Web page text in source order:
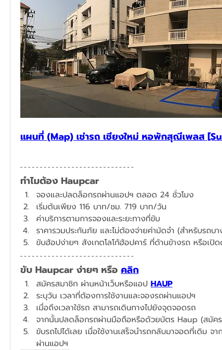
แผนที่ (Map) เช่ารถ เชียงใหม่ หอพักสุณีเพลส
ทำไมต้อง Haupcar
จองและปลดล็อกรถผ่านแอปฯ ตลอด 24 ชั่วโมง
​เริ่มต้นเพียง 116 บาท/ชม. 719 บาท/วัน
ค่าบริการตามการจองและระยะทางที่ขับ
ราคารวมประกันภัย และไม่ต้องจ่ายค่ามัดจำ (สำหรับรถบ
ขับฮ้อปง่ายๆ สังเกตโลโก้ฮ้อปคาร์ ที่ด้านข้างรถ หรือเ
ขับ Haupcar ง่ายๆ หรือ คลิก
สมัครสมาชิก ผ่านหน้าเว็บหรือแอป HAUP
ระบุวัน เวลาที่ต้องการใช้งานและจองรถผ่านแอปฯ​
เมื่อถึงเวลาใช้รถ สามารถเดินทางไปยังจุดจอดรถ
จากนั้นปลดล็อกรถผ่านมือถือหรือด้วยบัตร Haup (สมัค
ขับรถไปได้เลย เมื่อใช้งานเสร็จนำรถกลับมาจอดที่เดิม
ผ่านแอปฯ